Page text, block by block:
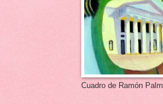
Cuadro de Ramón